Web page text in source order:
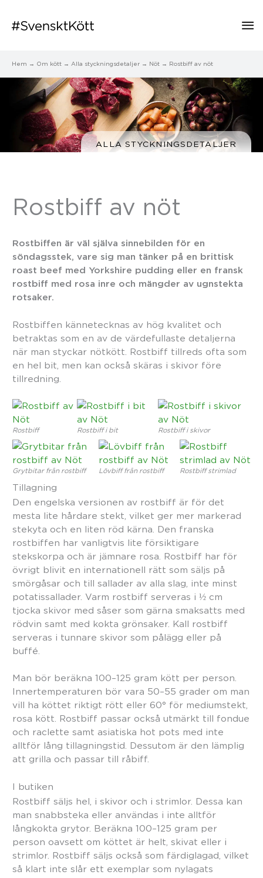
Hem Om kött Alla styckningsdetaljer Nöt Rostbiff av nöt
ALLA STYCKNINGSDETALJER
Rostbiff av nöt
Rostbiffen är väl själva sinnebilden för en
söndagsstek, vare sig man tänker på en brittisk
roast beef med Yorkshire pudding eller en fransk
rostbiff med rosa inre och mängder av ugnstekta
rotsaker.
Rostbiffen kännetecknas av hög kvalitet och
betraktas som en av de värdefullaste detaljerna
när man styckar nötkött. Rostbiff tillreds ofta som
en hel bit, men kan också skäras i skivor före
tillredning.
Rostbiff Rostbiff i bit Rostbiff i skivor
Grytbitar från rostbiff Lövbiff från rostbiff Rostbiff strimlad
Tillagning
Den engelska versionen av rostbiff är för det
mesta lite hårdare stekt, vilket ger mer markerad
stekyta och en liten röd kärna. Den franska
rostbiffen har vanligtvis lite försiktigare
stekskorpa och är jämnare rosa. Rostbiff har för
övrigt blivit en internationell rätt som säljs på
smörgåsar och till sallader av alla slag, inte minst
potatissallader. Varm rostbiff serveras i ½ cm
tjocka skivor med såser som gärna smaksatts med
rödvin samt med kokta grönsaker. Kall rostbiff
serveras i tunnare skivor som pålägg eller på
buffé.
Man bör beräkna 100–125 gram kött per person.
Innertemperaturen bör vara 50–55 grader om man
vill ha köttet riktigt rött eller 60° för mediumstekt,
rosa kött. Rostbiff passar också utmärkt till fondue
och raclette samt asiatiska hot pots med inte
alltför lång tillagningstid. Dessutom är den lämplig
att grilla och passar till råbiff.
I butiken
Rostbiff säljs hel, i skivor och i strimlor. Dessa kan
man snabbsteka eller användas i inte alltför
långkokta grytor. Beräkna 100–125 gram per
person oavsett om köttet är helt, skivat eller i
strimlor. Rostbiff säljs också som färdiglagad, vilket
så klart inte slår ett exemplar som nylagats